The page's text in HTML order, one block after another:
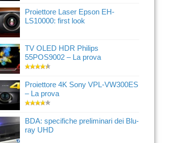
Proiettore Laser Epson EH-
LS10000: first look
TV OLED HDR Philips
55POS9002 – La prova
Proiettore 4K Sony VPL-VW300ES
– La prova
BDA: specifiche preliminari dei Blu-
ray UHD